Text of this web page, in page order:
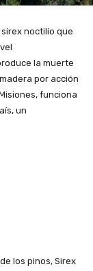
noctilio que
la muerte
por acción
funciona
un
los pinos, Sirex